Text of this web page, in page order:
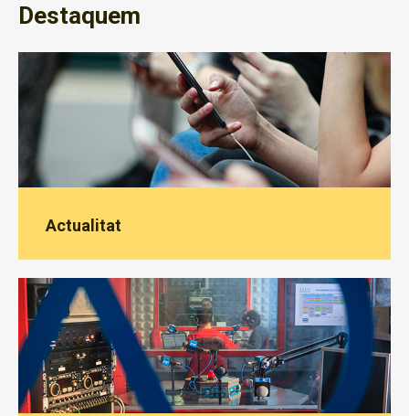
Destaquem
Actualitat